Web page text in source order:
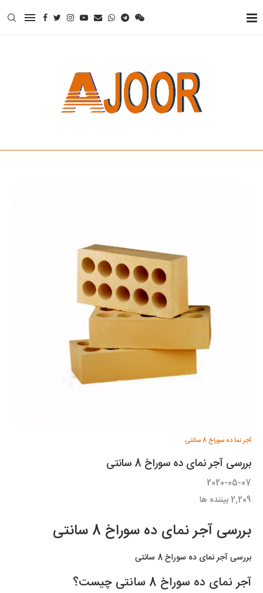
آجر نما ده سوراخ 8 سانتی
بررسی آجر نمای ده سوراخ 8 سانتی
2020-05-07
2,209 بیننده ها
بررسی آجر نمای ده سوراخ 8 سانتی
بررسی آجر نمای ده سوراخ 8 سانتی
آجر نمای ده سوراخ 8 سانتی چیست؟